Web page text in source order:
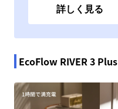
詳しく見る
EcoFlow RIVER 3 Plus